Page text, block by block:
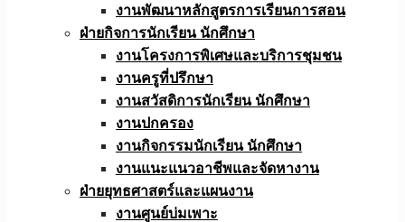
งานพัฒนาหลักสูตรการเรียนการสอน
ฝ่ายกิจการนักเรียน นักศึกษา
งานโครงการพิเศษและบริการชุมชน
งานครูที่ปรึกษา
งานสวัสดิการนักเรียน นักศึกษา
งานปกครอง
งานกิจกรรมนักเรียน นักศึกษา
งานแนะแนวอาชีพและจัดหางาน
ฝ่ายยุทธศาสตร์และแผนงาน
งานศูนย์บ่มเพาะ